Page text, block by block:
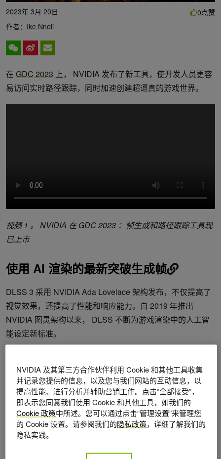
2023年 3月 20日
作者： Ike Nnoli
0点赞
在 GDC 2023 上， NVIDIA 发布了新工具，使开发人员更容
易访问实时路径跟踪，同时加速创建超逼真的游戏世界。
视频 1 。 NVIDIA 在 GDC 2023 ：帧生成和路径跟踪工具现
已上市
使用 AI 渲染的最新突破生成帧
DLSS 3 采用 NVIDIA Ada Lovelace 架构发布，不仅提高了
视觉效果，还提高了性能和响应能力。自 2019 年推出
NVIDIA 图灵架构以来， DLSS 不断为游戏渲染中的人工智
能设定新标准。
NVIDIA 及其第三方合作伙伴利用 Cookie 和其他工具收集
并记录您提供的信息，以及您与我们网站的互动信息，以
提高性能、进行分析并辅助营销工作。点击“全部接受”，
即表示您同意我们使用 Cookie 和其他工具，如我们的
Cookie 政策中所述。您可以通过点击“管理设置”来管理您
的 Cookie 设置。请参阅我们的隐私政策，详细了解我们的
隐私实践。